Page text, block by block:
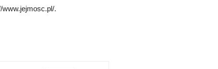
www.jejmosc.pl/.